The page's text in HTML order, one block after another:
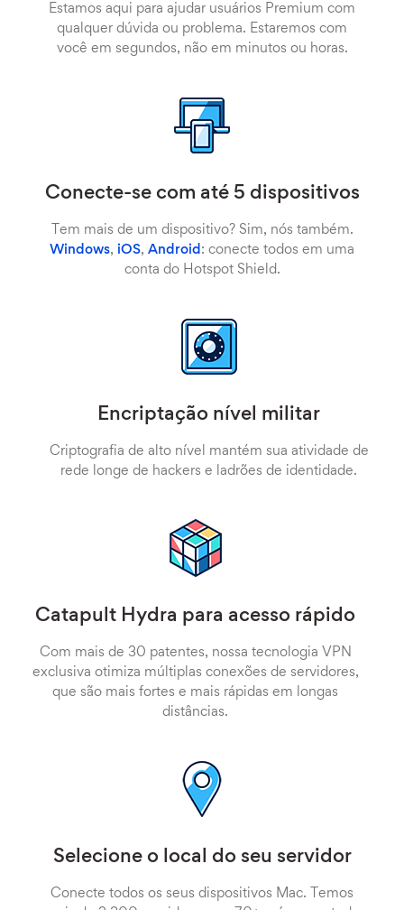
Estamos aqui para ajudar usuários Premium com
qualquer dúvida ou problema. Estaremos com
você em segundos, não em minutos ou horas.
Conecte-se com até 5 dispositivos
Tem mais de um dispositivo? Sim, nós também.
Windows, iOS, Android : conecte todos em uma
conta do Hotspot Shield.
Encriptação nível militar
Criptografia de alto nível mantém sua atividade de
rede longe de hackers e ladrões de identidade.
Catapult Hydra para acesso rápido
Com mais de 30 patentes, nossa tecnologia VPN
exclusiva otimiza múltiplas conexões de servidores,
que são mais fortes e mais rápidas em longas
distâncias.
Selecione o local do seu servidor
Conecte todos os seus dispositivos Mac. Temos